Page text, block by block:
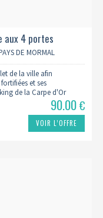
aux 4 portes
DE MORMAL
de la ville afin
et ses
de la Carpe d'Or
90.00€
VOIR L’OFFRE